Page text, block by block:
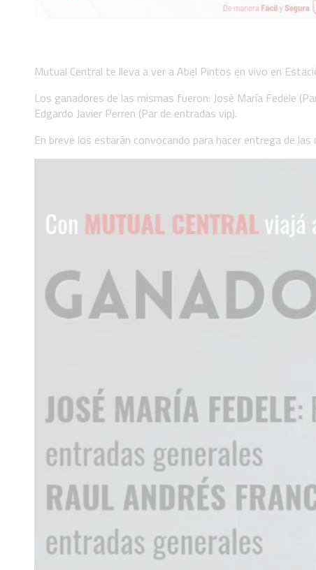
Mutual Central te lleva a ver a Abel Pintos en vivo en
Los ganadores de las mismas fueron: José María Fedele
Edgardo Javier Perren (Par de entradas vip).
En breve los estarán convocando para hacer entrega de